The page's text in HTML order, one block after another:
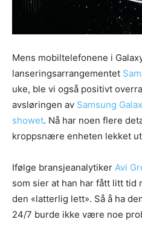
Mens mobiltelefonene i
lanseringsarrangementet
uke, ble vi også positivt
avsløringen av Samsung
showet. Nå har noen flere
kroppsnære enheten lekket
Ifølge bransjeanalytiker Avi
som sier at han har fått litt tid
den «latterlig lett». Så å ha
24/7 burde ikke være noe